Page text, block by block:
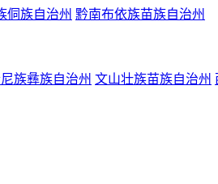
侗族自治州 黔南布依族苗族自治州
族彝族自治州 文山壮族苗族自治州